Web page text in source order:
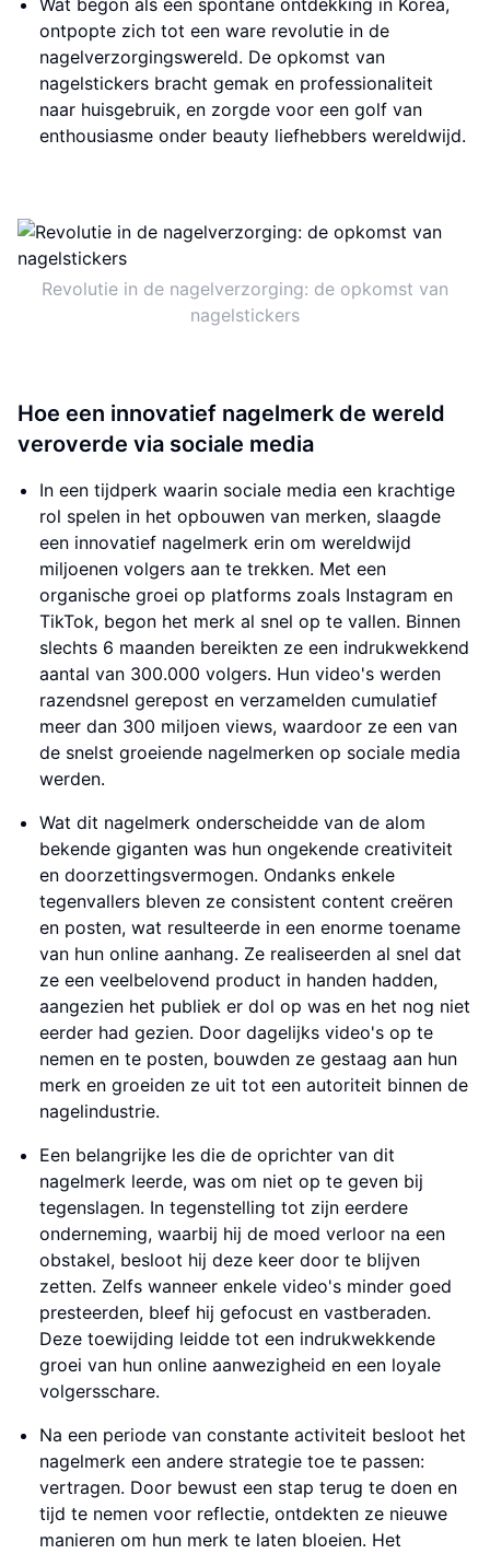
Wat begon als een spontane ontdekking in Korea,
ontpopte zich tot een ware revolutie in de
nagelverzorgingswereld. De opkomst van
nagelstickers bracht gemak en professionaliteit
naar huisgebruik, en zorgde voor een golf van
enthousiasme onder beauty liefhebbers wereldwijd.
Revolutie in de nagelverzorging: de opkomst van
nagelstickers
Hoe een innovatief nagelmerk de wereld
veroverde via sociale media
In een tijdperk waarin sociale media een krachtige
rol spelen in het opbouwen van merken, slaagde
een innovatief nagelmerk erin om wereldwijd
miljoenen volgers aan te trekken. Met een
organische groei op platforms zoals Instagram en
TikTok, begon het merk al snel op te vallen. Binnen
slechts 6 maanden bereikten ze een indrukwekkend
aantal van 300.000 volgers. Hun video's werden
razendsnel gerepost en verzamelden cumulatief
meer dan 300 miljoen views, waardoor ze een van
de snelst groeiende nagelmerken op sociale media
werden.
Wat dit nagelmerk onderscheidde van de alom
bekende giganten was hun ongekende creativiteit
en doorzettingsvermogen. Ondanks enkele
tegenvallers bleven ze consistent content creëren
en posten, wat resulteerde in een enorme toename
van hun online aanhang. Ze realiseerden al snel dat
ze een veelbelovend product in handen hadden,
aangezien het publiek er dol op was en het nog niet
eerder had gezien. Door dagelijks video's op te
nemen en te posten, bouwden ze gestaag aan hun
merk en groeiden ze uit tot een autoriteit binnen de
nagelindustrie.
Een belangrijke les die de oprichter van dit
nagelmerk leerde, was om niet op te geven bij
tegenslagen. In tegenstelling tot zijn eerdere
onderneming, waarbij hij de moed verloor na een
obstakel, besloot hij deze keer door te blijven
zetten. Zelfs wanneer enkele video's minder goed
presteerden, bleef hij gefocust en vastberaden.
Deze toewijding leidde tot een indrukwekkende
groei van hun online aanwezigheid en een loyale
volgersschare.
Na een periode van constante activiteit besloot het
nagelmerk een andere strategie toe te passen:
vertragen. Door bewust een stap terug te doen en
tijd te nemen voor reflectie, ontdekten ze nieuwe
manieren om hun merk te laten bloeien. Het